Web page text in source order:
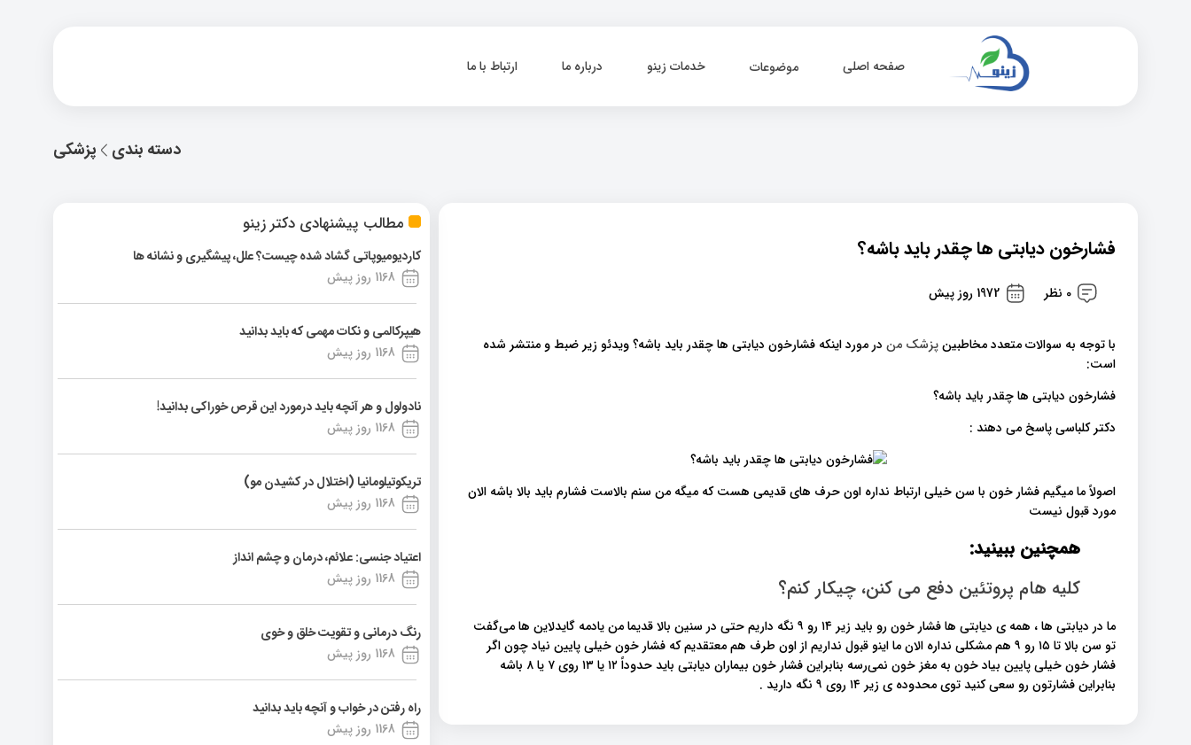
صفحه اصلی موضوعات خدمات زینو درباره ما ارتباط با ما
پزشکی دسته بندی
مطالب پیشنهادی دکتر زینو
کاردیومیوپاتی گشاد شده چیست؟ علل، پیشگیری و نشانه ها
1168 روز پیش
هیپرکالمی و نکات مهمی که باید بدانید
1168 روز پیش
نادولول و هر آنچه باید درمورد این قرص خوراکی بدانید!
1168 روز پیش
تریکوتیلومانیا (اختلال در کشیدن مو)
1168 روز پیش
اعتیاد جنسی: علائم، درمان و چشم انداز
1168 روز پیش
رنگ درمانی و تقویت خلق و خوی
1168 روز پیش
راه رفتن در خواب و آنچه باید بدانید
1168 روز پیش
فشارخون دیابتی ها چقدر باید باشه؟
0 نظر 1972 روز پیش
با توجه به سوالات متعدد مخاطبینپزشک من در مورد اینکه فشارخون دیابتی ها چقدر باید باشه؟ ویدئو زیر ضبط و منتشر شده
است:
فشارخون دیابتی ها چقدر باید باشه؟
دکتر کلباسی پاسخ می دهند :
اصولاً ما میگیم فشار خون با سن خیلی ارتباط نداره اون حرف های قدیمی هست که میگه من سنم بالاست فشارم باید بالا باشه الان
مورد قبول نیست
همچنین ببینید:
کلیه هام پروتئین دفع می کنن، چیکار کنم؟
ما در دیابتی ها ، همه ی دیابتی ها فشار خون رو باید زیر ۱۴ رو ۹ نگه داریم حتی در سنین بالا قدیما من یادمه گایدلاین ها می‌گفت
تو سن بالا تا ۱۵ رو ۹ هم مشکلی نداره الان ما اینو قبول نداریم از اون طرف هم معتقدیم که فشار خون خیلی پایین نیاد چون اگر
فشار خون خیلی پایین بیاد خون به مغز خون نمی‌رسه بنابراین فشار خون بیماران دیابتی باید حدوداً ۱۲ یا ۱۳ روی ۷ یا ۸ باشه
بنابراین فشارتون رو سعی کنید توی محدوده ی زیر ۱۴ روی ۹ نگه دارید .